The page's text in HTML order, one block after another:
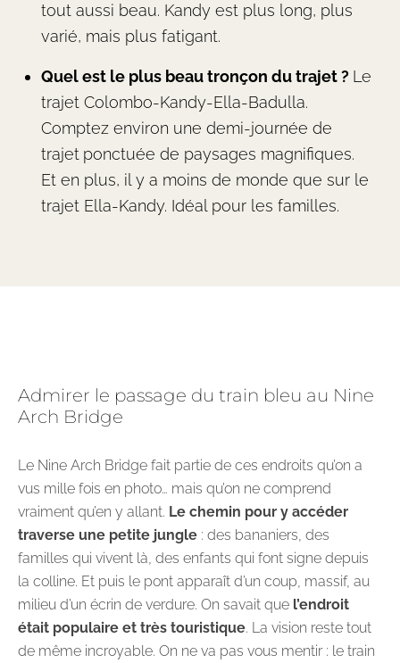
tout aussi beau. Kandy est plus long, plus
varié, mais plus fatigant.
Quel est le plus beau tronçon du trajet ? Le
trajet Colombo-Kandy-Ella-Badulla.
Comptez environ une demi-journée de
trajet ponctuée de paysages magnifiques.
Et en plus, il y a moins de monde que sur le
trajet Ella-Kandy. Idéal pour les familles.
Admirer le passage du train bleu au Nine
Arch Bridge
Le Nine Arch Bridge fait partie de ces endroits qu’on a
vus mille fois en photo… mais qu’on ne comprend
vraiment qu’en y allant. Le chemin pour y accéder
traverse une petite jungle : des bananiers, des
familles qui vivent là, des enfants qui font signe depuis
la colline. Et puis le pont apparaît d’un coup, massif, au
milieu d’un écrin de verdure. On savait que l’endroit
était populaire et très touristique. La vision reste tout
de même incroyable. On ne va pas vous mentir : le train